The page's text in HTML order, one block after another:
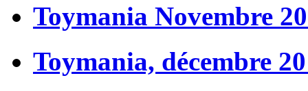
Toymania Novembre
Toymania, décembre